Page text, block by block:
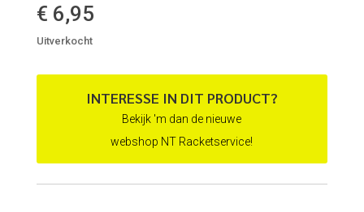
€ 6,95
Uitverkocht
INTERESSE IN DIT PRODUCT?
Bekijk 'm dan de nieuwe
webshop NT Racketservice!